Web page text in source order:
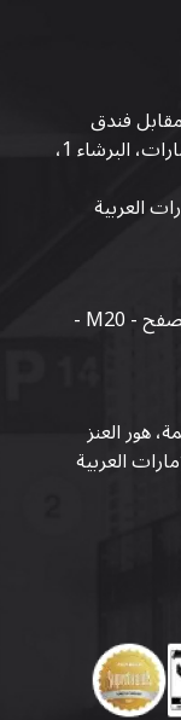
مقابل فندق
سيتي ماكس، خلف مول الإمارات، البرشاء 1،
العربية
المحل G23، مبنى إنرجي - مصفح - M20 -
هور العنز
العربية